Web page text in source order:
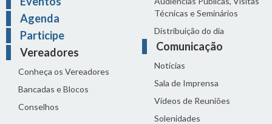
Agenda
Participe
Vereadores
Conheça os Vereadores
Bancadas e Blocos
Conselhos
Técnicas e Seminários
Distribuição do dia
Comunicação
Notícias
Sala de Imprensa
Vídeos de Reuniões
Solenidades